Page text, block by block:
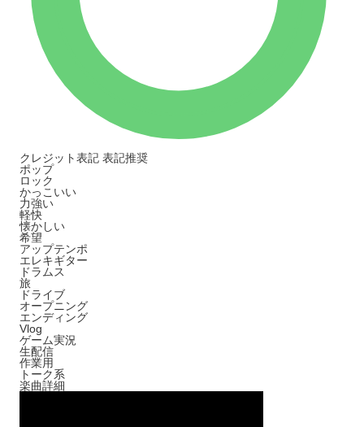
クレジット表記 表記推奨
ポップ
ロック
かっこいい
力強い
軽快
懐かしい
希望
アップテンポ
エレキギター
ドラムス
旅
ドライブ
オープニング
エンディング
Vlog
ゲーム実況
生配信
作業用
トーク系
楽曲詳細